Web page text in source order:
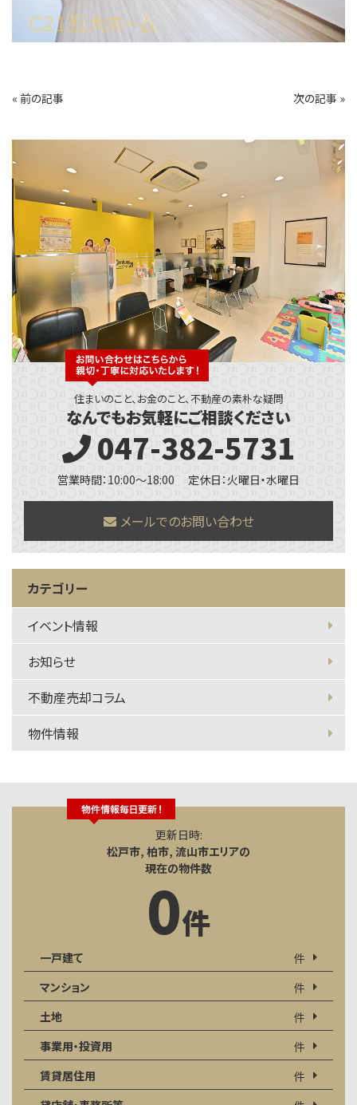
« 前の記事 次の記事 »
住まいのこと、お金のこと、不動産の素朴な疑問
なんでもお気軽にご相談ください
047-382-5731
営業時間：10:00～18:00 定休日：火曜日・水曜日
メールでのお問い合わせ
カテゴリー
イベント情報
お知らせ
不動産売却コラム
物件情報
更新日時:
松戸市, 柏市, 流山市エリアの
現在の物件数
0件
一戸建て
件
マンション
件
土地
件
事業用・投資用
件
賃貸居住用
件